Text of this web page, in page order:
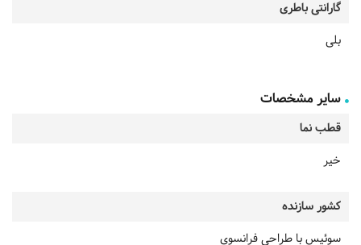
گارانتی باطری
بلی
سایر مشخصات
قطب نما
خیر
کشور سازنده
سوئیس با طراحی فرانسوی